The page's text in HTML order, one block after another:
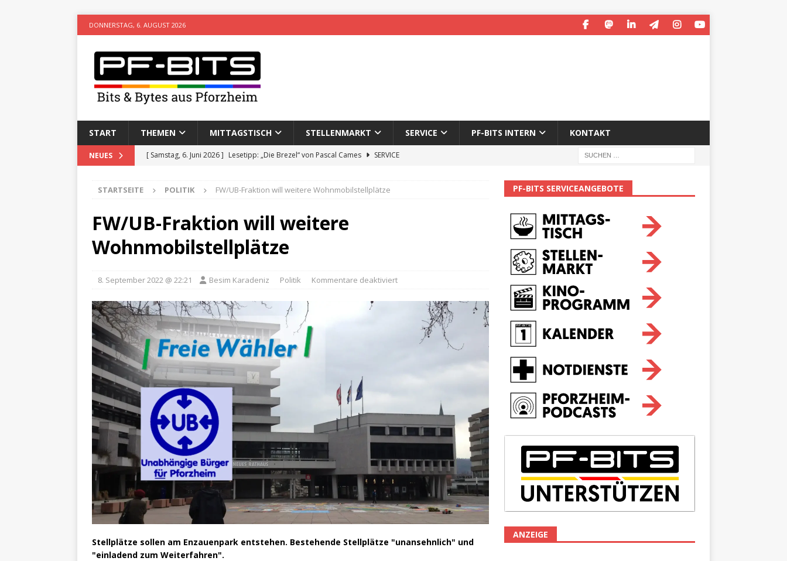
DONNERSTAG, 6. AUGUST 2026
START THEMEN MITTAGSTISCH STELLENMARKT SERVICE PF-BITS INTERN KONTAKT
NEUES [ Samstag, 6. Juni 2026 ] Lesetipp: „Die Brezel“ von Pascal Cames
SERVICE
[ Sonntag, 15. Februar 2026 ] Aufzeichnung des 65. Fasnetsumzugs Dillweißenstein
VERANSTALTUNGEN
[ Mittwoch, 5. August 2026 ] Besim Karadeniz: Der Mann hinter PF-Bits lebt nicht mehr
STARTSEITE POLITIK FW/UB-Fraktion will weitere Wohnmobilstellplätze
FW/UB-Fraktion will weitere
Wohnmobilstellplätze
8. September 2022 @ 22:21 Besim Karadeniz Politik Kommentare deaktiviert
Stellplätze sollen am Enzauenpark entstehen. Bestehende Stellplätze "unansehnlich" und
"einladend zum Weiterfahren".
PF-BITS SERVICEANGEBOTE
ANZEIGE